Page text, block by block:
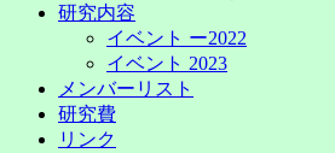
研究内容
イベント ー2022
イベント 2023
メンバーリスト
研究費
リンク